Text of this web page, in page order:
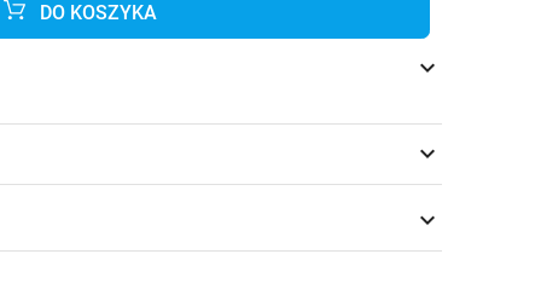
DO KOSZYKA
keyboard_arrow_down
keyboard_arrow_down
keyboard_arrow_down